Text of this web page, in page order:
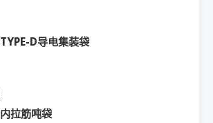
TYPE-D导电集装袋
内拉筋吨袋